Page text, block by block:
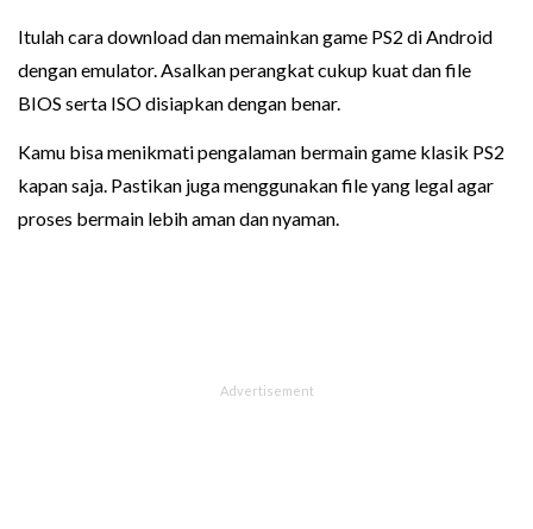
Itulah cara download dan memainkan game PS2 di Android
dengan emulator. Asalkan perangkat cukup kuat dan file
BIOS serta ISO disiapkan dengan benar.
Kamu bisa menikmati pengalaman bermain game klasik PS2
kapan saja. Pastikan juga menggunakan file yang legal agar
proses bermain lebih aman dan nyaman.